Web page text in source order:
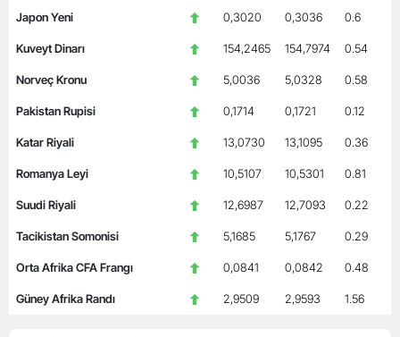
Japon Yeni 0,3020 0,3036 0.6
Kuveyt Dinarı 154,2465 154,7974 0.54
Norveç Kronu 5,0036 5,0328 0.58
Pakistan Rupisi 0,1714 0,1721 0.12
Katar Riyali 13,0730 13,1095 0.36
Romanya Leyi 10,5107 10,5301 0.81
Suudi Riyali 12,6987 12,7093 0.22
Tacikistan Somonisi 5,1685 5,1767 0.29
Orta Afrika CFA Frangı 0,0841 0,0842 0.48
Güney Afrika Randı 2,9509 2,9593 1.56